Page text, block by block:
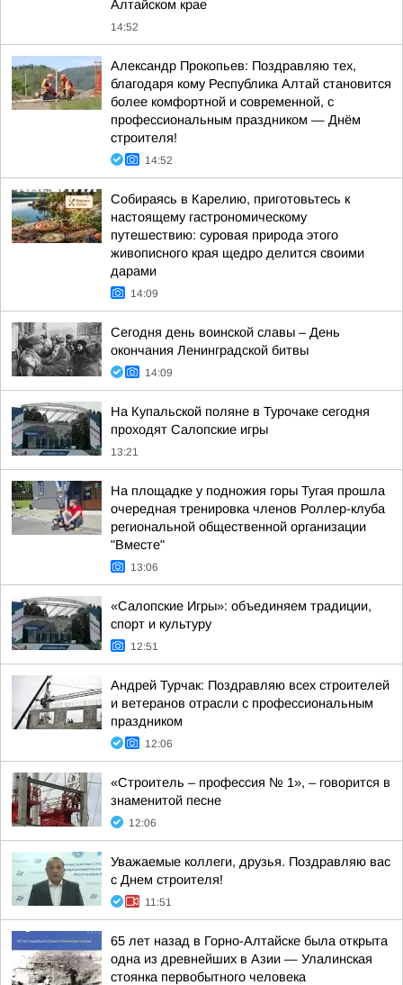
Алтайском крае
14:52
Александр Прокопьев: Поздравляю тех,
благодаря кому Республика Алтай становится
более комфортной и современной, с
профессиональным праздником — Днём
строителя!
14:52
Собираясь в Карелию, приготовьтесь к
настоящему гастрономическому
путешествию: суровая природа этого
живописного края щедро делится своими
дарами
14:09
Сегодня день воинской славы – День
окончания Ленинградской битвы
14:09
На Купальской поляне в Турочаке сегодня
проходят Салопские игры
13:21
На площадке у подножия горы Тугая прошла
очередная тренировка членов Роллер-клуба
региональной общественной организации
"Вместе"
13:06
«Салопские Игры»: объединяем традиции,
спорт и культуру
12:51
Андрей Турчак: Поздравляю всех строителей
и ветеранов отрасли с профессиональным
праздником
12:06
«Строитель – профессия № 1», – говорится в
знаменитой песне
12:06
Уважаемые коллеги, друзья. Поздравляю вас
с Днем строителя!
11:51
65 лет назад в Горно-Алтайске была открыта
одна из древнейших в Азии — Улалинская
стоянка первобытного человека